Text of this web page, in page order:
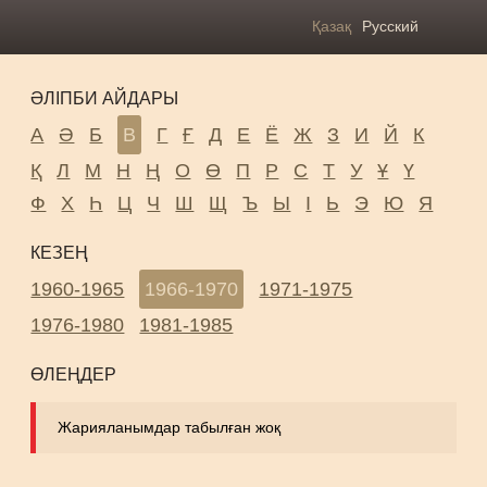
Қазақ Русский
ӘЛІПБИ АЙДАРЫ
А Ә Б В Г Ғ Д Е Ё Ж З И Й
К
Қ
Л М Н Ң О Ө П Р С Т У Ұ
Ү
Ф
Х Һ Ц Ч Ш Щ Ъ Ы І Ь Э Ю Я
КЕЗЕҢ
1960-1965 1966-1970
1971-1975
1976-1980
1981-1985
ӨЛЕҢДЕР
Жарияланымдар табылған жоқ